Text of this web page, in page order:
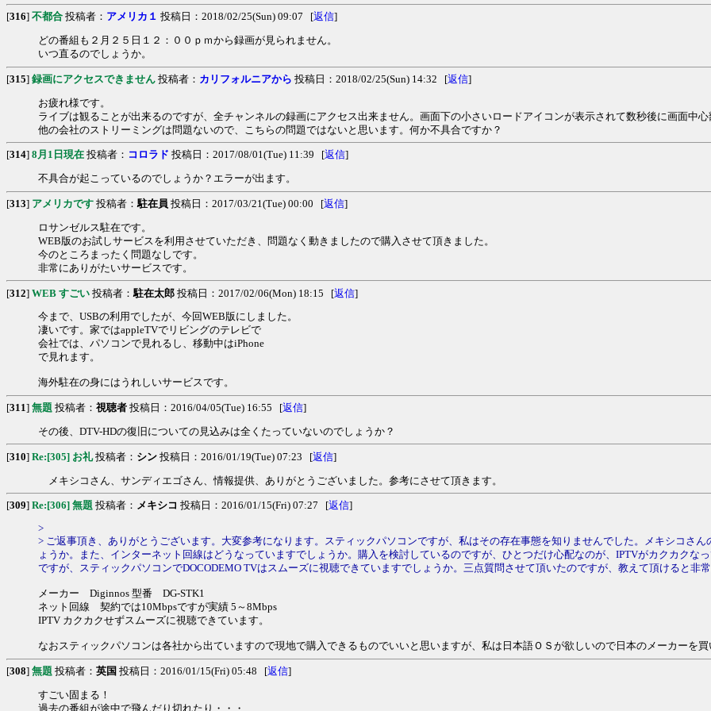
[316] 不都合 投稿者： アメリカ１ 投稿日：2018/02/25(Sun) 09:07 [返信]
どの番組も２月２５日１２：００ｐｍから録画が見られません。
いつ直るのでしょうか。
[315] 録画にアクセスできません 投稿者： カリフォルニアから 投稿日：2018/02/25(Sun) 14:32 [返信]
お疲れ様です。
ライブは観ることが出来るのですが、全チャンネルの録画にアクセス出来ません。画面下の小さいロードアイコンが表示されて数秒後に画面中心
他の会社のストリーミングは問題ないので、こちらの問題ではないと思います。何か不具合ですか？
[314] 8月1日現在 投稿者： コロラド 投稿日：2017/08/01(Tue) 11:39 [返信]
不具合が起こっているのでしょうか？エラーが出ます。
[313] アメリカです 投稿者：駐在員 投稿日：2017/03/21(Tue) 00:00 [返信]
ロサンゼルス駐在です。
WEB版のお試しサービスを利用させていただき、問題なく動きましたので購入させて頂きました。
今のところまったく問題なしです。
非常にありがたいサービスです。
[312] WEB すごい 投稿者： 駐在太郎 投稿日：2017/02/06(Mon) 18:15 [返信]
今まで、USBの利用でしたが、今回WEB版にしました。
凄いです。家ではappleTVでリビングのテレビで
会社では、パソコンで見れるし、移動中はiPhone
で見れます。
海外駐在の身にはうれしいサービスです。
[311] 無題 投稿者： 視聴者 投稿日：2016/04/05(Tue) 16:55 [返信]
その後、DTV-HDの復旧についての見込みは全くたっていないのでしょうか？
[310] Re:[305] お礼投稿者： シン 投稿日：2016/01/19(Tue) 07:23 [返信]
メキシコさん、サンディエゴさん、情報提供、ありがとうございました。参考にさせて頂きます。
[309] Re:[306] 無題 投稿者： メキシコ 投稿日：2016/01/15(Fri) 07:27 [返信]
>
> ご返事頂き、ありがとうございます。大変参考になります。スティックパソコンですが、私はその存在事態を知りませんでした。メキシコさ
ょうか。また、インターネット回線はどうなっていますでしょうか。購入を検討しているのですが、ひとつだけ心配なのが、IPTVがカクカクな
ですが、スティックパソコンでDOCODEMO TVはスムーズに視聴できていますでしょうか。三点質問させて頂いたのですが、教えて頂けると非常
メーカー Diginnos 型番 DG-STK1
ネット回線 契約では10Mbpsですが実績 5～8Mbps
IPTV カクカクせずスムーズに視聴できています。
なおスティックパソコンは各社から出ていますので現地で購入できるものでいいと思いますが、私は日本語ＯＳが欲しいので日本のメーカーを
[308] 無題 投稿者： 英国 投稿日：2016/01/15(Fri) 05:48 [返信]
すごい固まる！
過去の番組が途中で飛んだり切れたり・・・